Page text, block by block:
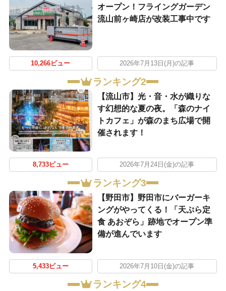
オープン！フライングガーデン
流山前ヶ崎店が改装工事中です
10,266ビュー 2026年7月13日(月)の記事
ランキング2
【流山市】光・音・水が織りな
す幻想的な夏の夜。「森のナイ
トカフェ」が森のまち広場で開
催されます！
8,733ビュー 2026年7月24日(金)の記事
ランキング3
【野田市】野田市にバーガーキ
ングがやってくる！「天ぷら定
食 あおぞら」跡地でオープン準
備が進んでいます
5,433ビュー 2026年7月10日(金)の記事
ランキング4